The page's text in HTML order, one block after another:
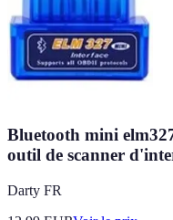
Bluetooth mini
outil de scanner
Darty FR